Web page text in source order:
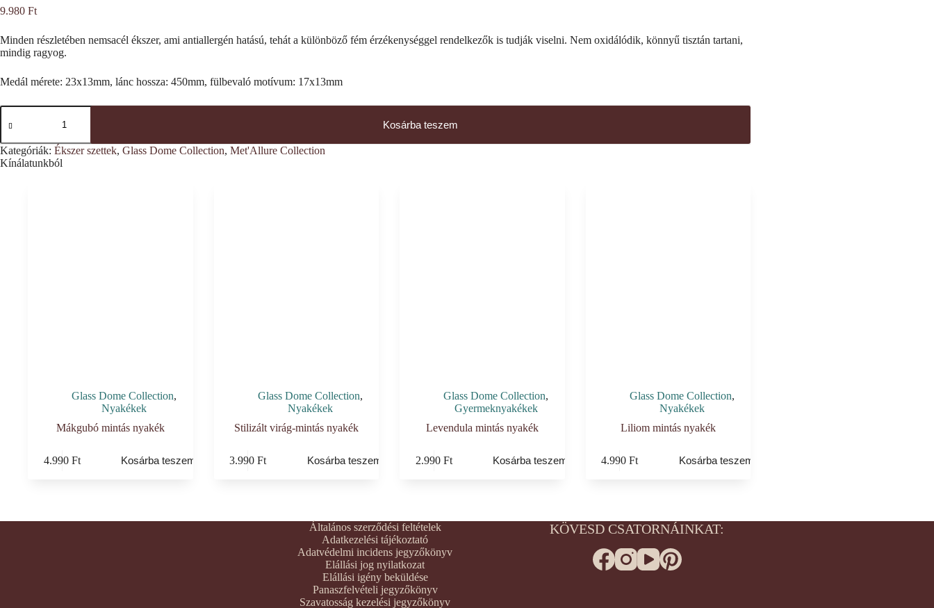
9.980 Ft
Minden részletében nemsacél ékszer, ami antiallergén hatású, tehát a különböző fém érzékenységgel rendelkezők is tudják viselni. Nem oxidálódik, könnyű tisztán tartani,
mindig ragyog.
Medál mérete: 23x13mm, lánc hossza: 450mm, fülbevaló motívum: 17x13mm
Hangjegyes
nyaklánc
fülbevaló
mennyiség
Kosárba teszem
Kategóriák: Ékszer szettek, Glass Dome Collection, Met'Allure Collection
Kínálatunkból
Glass Dome Collection,
Nyakékek
Mákgubó mintás nyakék
4.990 Ft Kosárba teszem
Glass Dome Collection,
Nyakékek
Stilizált virág-mintás nyakék
3.990Ft Kosárba teszem
Glass Dome Collection,
Gyermeknyakékek
Levendula mintás nyakék
2.990 Ft Kosárba teszem
Glass Dome Collection,
Nyakékek
Liliom mintás nyakék
4.990Ft Kosárba teszem
Általános szerződési feltételek
Adatkezelési tájékoztató
Adatvédelmi incidens jegyzőkönyv
Elállási jog nyilatkozat
Elállási igény beküldése
Panaszfelvételi jegyzőkönyv
Szavatosság kezelési jegyzőkönyv
KÖVESD CSATORNÁINKAT: